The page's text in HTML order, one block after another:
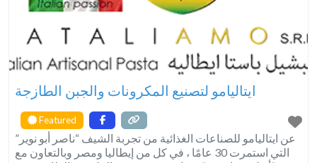
ايتاليامو لتصنيع المكرونات والجبن الطازجة
Featured
عن ايتاليامو للصناعات الغذائية من تجربة الشيف “ناصر أبو نوير”
التي استمرت 30 عامًا ، في كل من إيطاليا ومصر وبالتعاون مع